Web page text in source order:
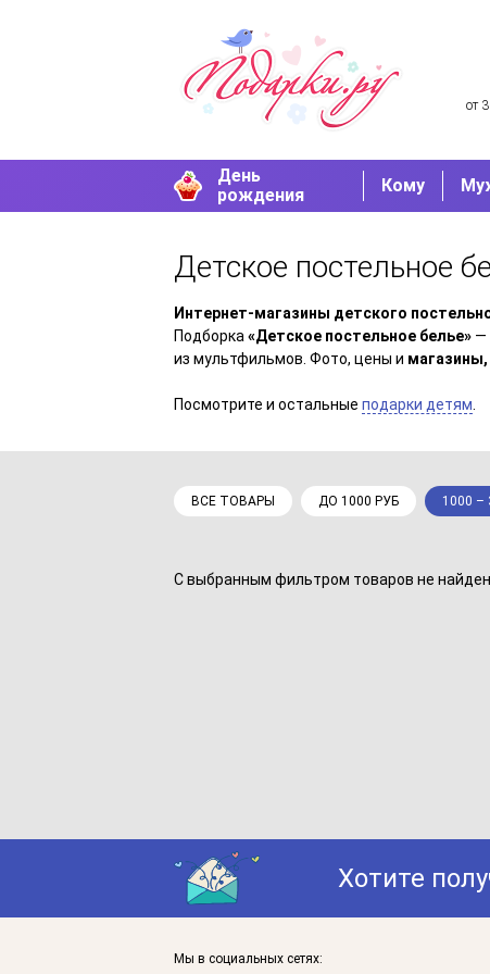
от
День
рождения
Кому
Детское постельное
Интернет-магазины детского
Подборка«Детское постельное белье» —
из мультфильмов. Фото, цены и магазины,
Посмотрите и остальные подарки детям.
ВСЕ ТОВАРЫ ДО 1000 РУБ 1000 –
С выбранным фильтром товаров не
Хотите
Мы в социальных сетях: